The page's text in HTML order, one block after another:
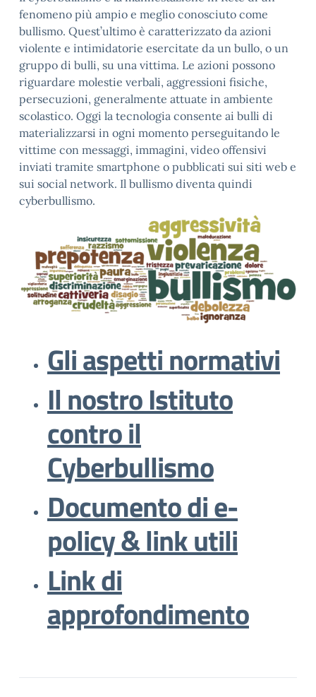
fenomeno più ampio e meglio conosciuto come
bullismo. Quest’ultimo è caratterizzato da azioni
violente e intimidatorie esercitate da un bullo, o un
gruppo di bulli, su una vittima. Le azioni possono
riguardare molestie verbali, aggressioni fisiche,
persecuzioni, generalmente attuate in ambiente
scolastico. Oggi la tecnologia consente ai bulli di
materializzarsi in ogni momento perseguitando le
vittime con messaggi, immagini, video offensivi
inviati tramite smartphone o pubblicati sui siti web e
sui social network. Il bullismo diventa quindi
cyberbullismo.
Gli aspetti normativi
Il nostro Istituto
contro il
Cyberbullismo
Documento di e-
policy & link utili
Link di
approfondimento